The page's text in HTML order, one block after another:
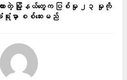
ထားတဲ့ မြို့နယ်တွေက ပြစ်မှု ၂၃ မှုကို
းမှာ စစ်ဆေးမည်